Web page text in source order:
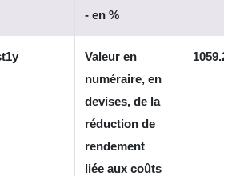
- en %
Valeur en
numéraire, en
devises, de la
réduction de
rendement
liée aux coûts
1059.27